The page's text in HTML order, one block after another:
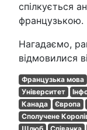
спілкується
французькою.
Нагадаємо,
відмовилися
Французька мова
Університет
Канада
Європа
Сполучене